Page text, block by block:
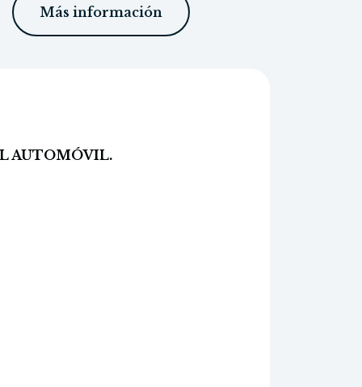
Más información
AUTOMÓVIL.